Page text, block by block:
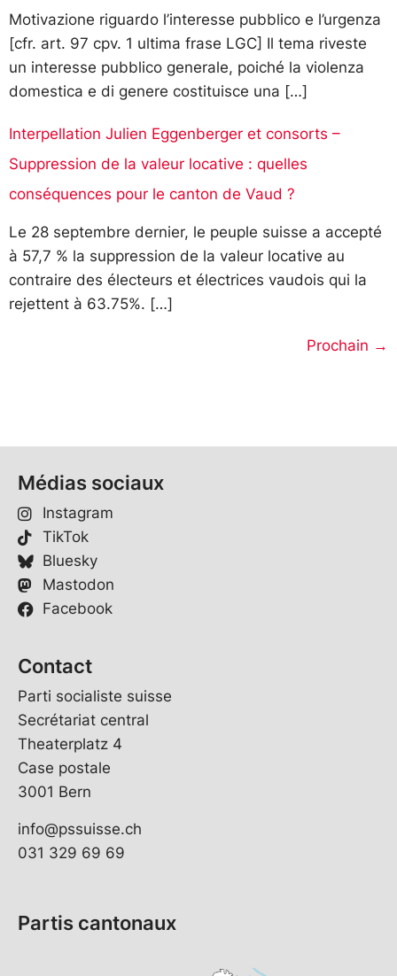
Motivazione riguardo l’interesse pubblico e l’urgenza
[cfr. art. 97 cpv. 1 ultima frase LGC] Il tema riveste
un interesse pubblico generale, poiché la violenza
domestica e di genere costituisce una […]
Interpellation Julien Eggenberger et consorts –
Suppression de la valeur locative : quelles
conséquences pour le canton de Vaud ?
Le 28 septembre dernier, le peuple suisse a accepté
à 57,7 % la suppression de la valeur locative au
contraire des électeurs et électrices vaudois qui la
rejettent à 63.75%. […]
Prochain →
Médias sociaux
Instagram
TikTok
Bluesky
Mastodon
Facebook
Contact
Parti socialiste suisse
Secrétariat central
Theaterplatz 4
Case postale
3001 Bern
info@pssuisse.ch
031 329 69 69
Partis cantonaux